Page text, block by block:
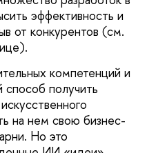
эффективность и
от конкурентов (см.
компетенций и
получить
на нем свою бизнес-
Но это